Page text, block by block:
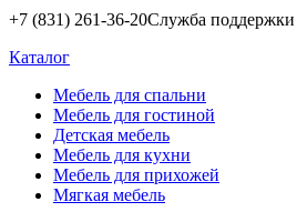
+7 (831) 261-36-20Служба поддержки
Каталог
Мебель для спальни
Мебель для гостиной
Детская мебель
Мебель для кухни
Мебель для прихожей
Мягкая мебель